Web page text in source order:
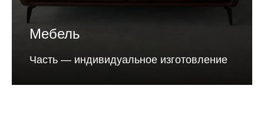
Мебель
Часть — индивидуальное изготовление